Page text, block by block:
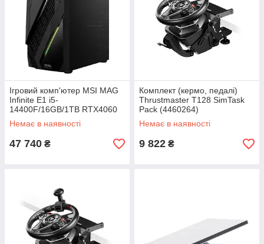
Ігровий комп'ютер MSI MAG
Infinite E1 i5-
14400F/16GB/1TB RTX4060
(MAG Infinite E1 14NUC5-
036XEU)
Немає в наявності
47 740 ₴
Комплект (кермо, педалі)
Thrustmaster T128 SimTask
Pack (4460264)
Немає в наявності
9 822 ₴